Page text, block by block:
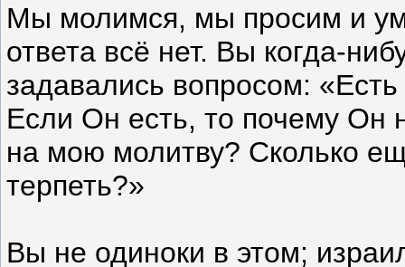
Мы молимся, мы просим и
ответа всё нет. Вы когда-
задавались вопросом:
Если Он есть, то почему Он
на мою молитву? Сколько
терпеть?»
Вы не одиноки в этом;